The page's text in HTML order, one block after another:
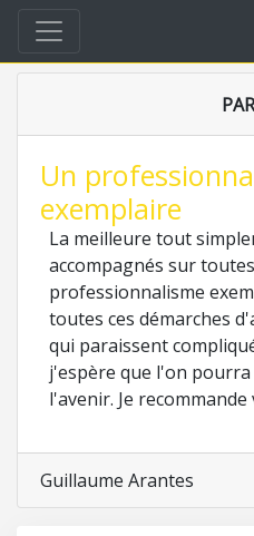
Un
exemplaire
La meilleure tout
accompagnés sur
professionnalisme
toutes ces démarches
qui paraissent
j'espère que l'on
l'avenir. Je recommande
Guillaume Arantes